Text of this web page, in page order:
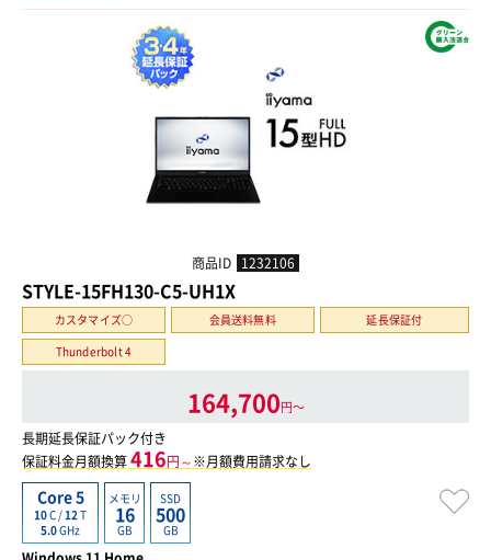
商品ID 1232106
STYLE-15FH130-C5-UH1X
カスタマイズ○ 会員送料無料
延長保証付
Thunderbolt 4
164,700円〜
長期延長保証パック付き
保証料金月額換算416円～※月額費用請求なし
Core 5
10C / 12 T
5.0GHz
メモリ
16
GB
SSD
500
GB